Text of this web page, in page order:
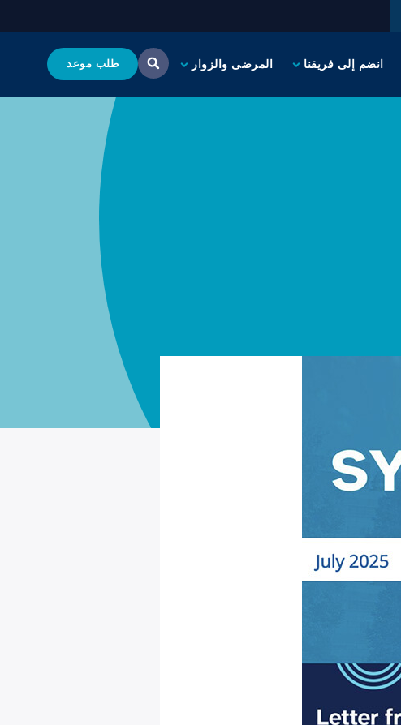
انضم إلى فريقنا المرضى والزوار طلب موعد